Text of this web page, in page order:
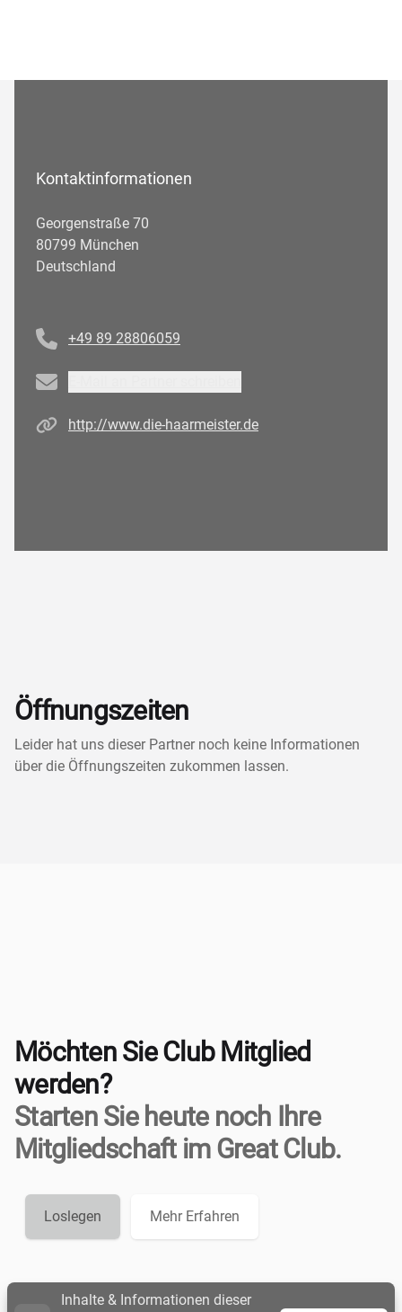
Kontaktinformationen
Georgenstraße 70
80799 München
Deutschland
+49 89 28806059
Email
Homepagehttp://www.die-haarmeister.de
Öffnungszeiten
Leider hat uns dieser Partner noch keine Informationen
über die Öffnungszeiten zukommen lassen.
Möchten Sie Club Mitglied
werden?
Starten Sie heute noch Ihre
Mitgliedschaft im Great Club.
Loslegen Mehr Erfahren
Inhalte & Informationen dieser